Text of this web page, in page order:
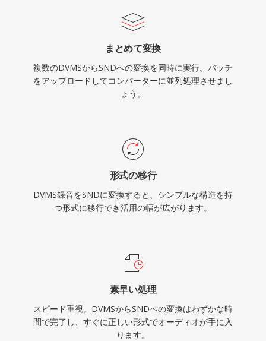
まとめて変換
複数のDVMSからSNDへの変換を同時に実行。バッチ
をアップロードしてコンバーターに並列処理させまし
ょう。
形式の移行
DVMS録音をSNDに変換すると、シンプルな構造を持
つ形式に移行でき活用の幅が広がります。
素早い処理
スピード重視。DVMSからSNDへの変換はわずかな時
間で完了し、すぐに正しい形式でオーディオが手に入
ります。